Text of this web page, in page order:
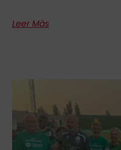
Leer Más